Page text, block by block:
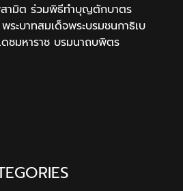
สามิต ร่วมพิธีทำบุญตักบาตร
ระบาทสมเด็จพระบรมชนกาธิเบ
ชมหาราช บรมนาถบพิตร